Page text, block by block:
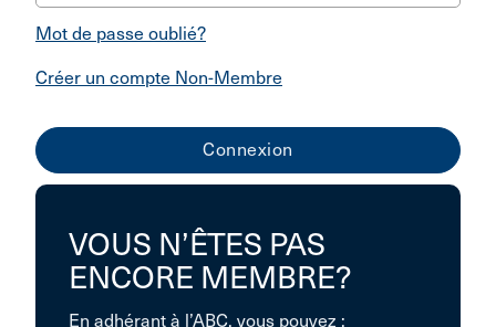
Mot de passe oublié?
Créer un compte Non-Membre
VOUS N’ÊTES PAS
ENCORE MEMBRE?
En adhérant à l’ABC, vous pouvez :